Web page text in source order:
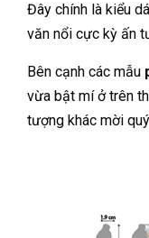
Đây chính là kiểu
văn nổi cực kỳ ấn
Bên cạnh các mẫu
vừa bật mí ở trên
tượng khác mời